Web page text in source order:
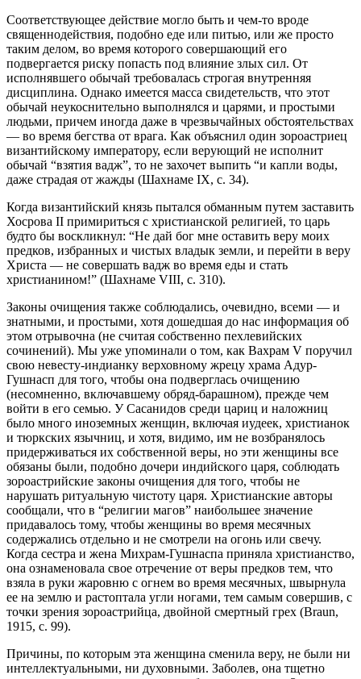
Соответствующее действие могло быть и чем-то вроде
священнодействия, подобно еде или питью, или же просто
таким делом, во время которого совершающий его
подвергается риску попасть под влияние злых сил. От
исполнявшего обычай требовалась строгая внутренняя
дисциплина. Однако имеется масса свидетельств, что этот
обычай неукоснительно выполнялся и царями, и простыми
людьми, причем иногда даже в чрезвычайных обстоятельствах
— во время бегства от врага. Как объяснил один зороастриец
византийскому императору, если верующий не исполнит
обычай “взятия вадж”, то не захочет выпить “и капли воды,
даже страдая от жажды (Шахнаме IX, с. 34).
Когда византийский князь пытался обманным путем заставить
Хосрова II примириться с христианской религией, то царь
будто бы воскликнул: “Не дай бог мне оставить веру моих
предков, избранных и чистых владык земли, и перейти в веру
Христа — не совершать вадж во время еды и стать
христианином!” (Шахнаме VIII, с. 310).
Законы очищения также соблюдались, очевидно, всеми — и
знатными, и простыми, хотя дошедшая до нас информация об
этом отрывочна (не считая собственно пехлевийских
сочинений). Мы уже упоминали о том, как Вахрам V поручил
свою невесту-индианку верховному жрецу храма Адур-
Гушнасп для того, чтобы она подверглась очищению
(несомненно, включавшему обряд-барашном), прежде чем
войти в его семью. У Сасанидов среди цариц и наложниц
было много иноземных женщин, включая иудеек, христианок
и тюркских язычниц, и хотя, видимо, им не возбранялось
придерживаться их собственной веры, но эти женщины все
обязаны были, подобно дочери индийского царя, соблюдать
зороастрийские законы очищения для того, чтобы не
нарушать ритуальную чистоту царя. Христианские авторы
сообщали, что в “религии магов” наибольшее значение
придавалось тому, чтобы женщины во время месячных
содержались отдельно и не смотрели на огонь или свечу.
Когда сестра и жена Михрам-Гушнаспа приняла христианство,
она ознаменовала свое отречение от веры предков тем, что
взяла в руки жаровню с огнем во время месячных, швырнула
ее на землю и растоптала угли ногами, тем самым совершив, с
точки зрения зороастрийца, двойной смертный грех (Braun,
1915, с. 99).
Причины, по которым эта женщина сменила веру, не были ни
интеллектуальными, ни духовными. Заболев, она тщетно